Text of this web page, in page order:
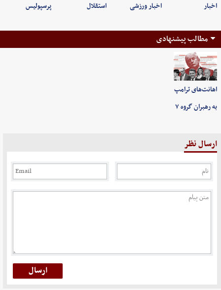
اخبار اخبار ورزشی استقلال پرسپولیس
مطالب پیشنهادی
اهانت‌های ترامپ
به رهبران گروه ۷
ارسال نظر